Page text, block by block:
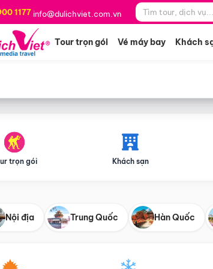
1177 info@dulichviet.com.vn
Tour trọn gói Vé máy bay Khách
đi đâu? *
trọn gói Khách sạn
Nội địa Trung Quốc Hàn Quốc